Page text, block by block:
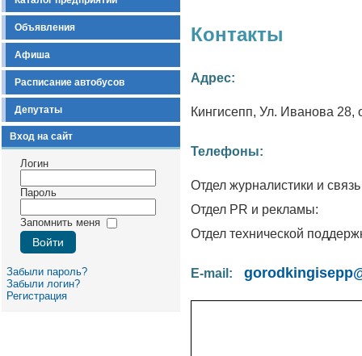
Объявления
Афиша
Расписание автобусов
Депутаты
Вход на сайт
Логин
Пароль
Запомнить меня
Забыли пароль?
Забыли логин?
Регистрация
Контакты
Адрес:
Кингисепп, Ул. Иванова 28,
Телефоны:
Отдел журналистики и
Отдел PR и
Отдел технической
E-mail: